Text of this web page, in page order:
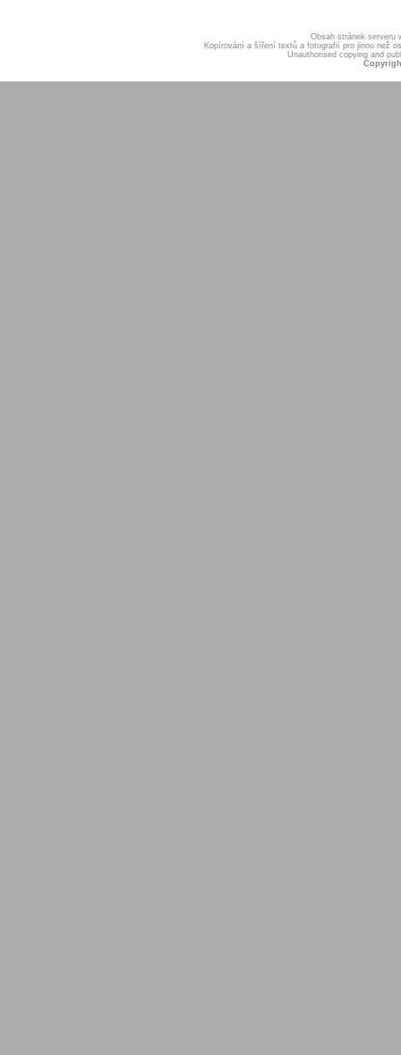
Obsah stránek serveru
Kopírování a šíření textů a fotografií pro jinou než
Unauthorised copying and